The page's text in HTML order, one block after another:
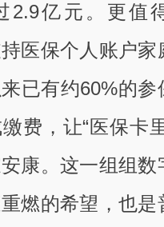
2.9亿元。更值
医保个人账户家
已有约60%的参
费，让“医保卡
康。这一组组数
燃的希望，也是